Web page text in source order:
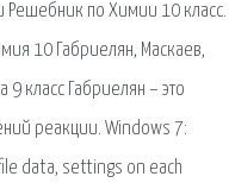
Решебник по Химии 10 класс.
10 Габриелян, Маскаев,
класс Габриелян – это
реакции. Windows 7:
data, settings on each